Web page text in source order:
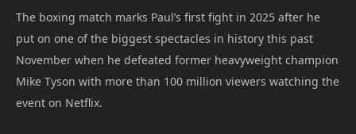
The boxing match marks Paul’s first fight in 2025 after he
put on one of the biggest spectacles in history this past
November when he defeated former heavyweight champion
Mike Tyson with more than 100 million viewers watching the
event on Netflix.